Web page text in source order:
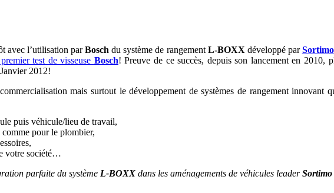
avec l’utilisation parBosch du système de rangement L-BOXX développé parSortimo
test de visseuse Bosch! Preuve de ce succès, depuis son lancement en 2010,
2012!
mais surtout le développement de systèmes de rangement
puis véhicule/lieu de travail,
comme pour le plombier,
votre société…
parfaite du système L-BOXXdans les aménagements de véhicules leaderSortimo